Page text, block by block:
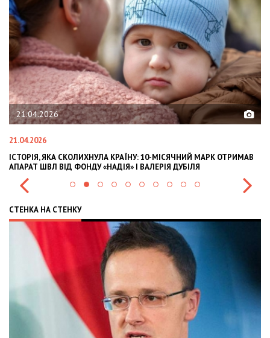
ОТРИМАВ
02.02.2026
OLEKSII ABASOV: HOW UKRAINIAN BUSINESSES CAN
INTERNATIONAL INVESTMENTS AND HEDGE RISKS
СТЕНКА НА СТЕНКУ